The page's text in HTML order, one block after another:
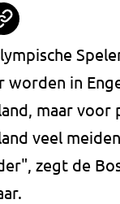
worden in
maar
veel
zegt de